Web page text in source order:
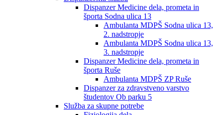
Dispanzer Medicine dela, prometa in
športa Sodna ulica 13
Ambulanta MDPŠ Sodna ulica 13,
2. nadstropje
Ambulanta MDPŠ Sodna ulica 13,
3. nadstropje
Dispanzer Medicine dela, prometa in
športa Ruše
Ambulanta MDPŠ ZP Ruše
Dispanzer za zdravstveno varstvo
študentov Ob parku 5
Služba za skupne potrebe